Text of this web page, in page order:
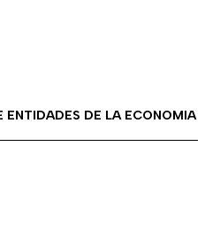
ENTIDADES DE LA ECONOMIA